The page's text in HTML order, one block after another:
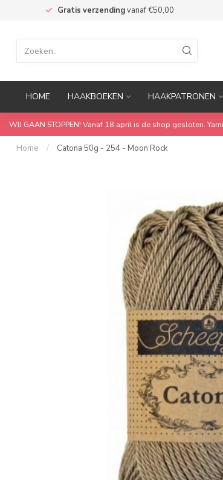
Gratis verzendingvanaf €50,00
HOME HAAKBOEKEN HAAKPATRONEN
WIJ GAAN STOPPEN! Vanaf 18 april is de shop gesloten.
Home / Catona 50g - 254 - Moon Rock